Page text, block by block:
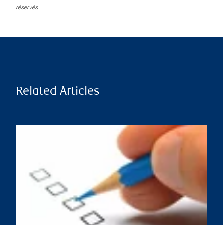
réservés.
Related Articles